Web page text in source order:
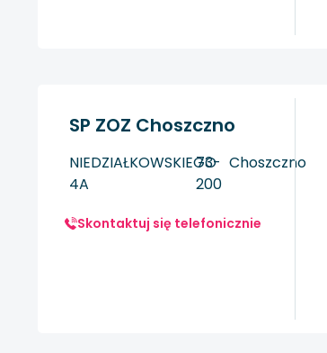
SP ZOZ Choszczno
NIEDZIAŁKOWSKIEGO
4A
73-
200
Choszczno
Skontaktuj się telefonicznie